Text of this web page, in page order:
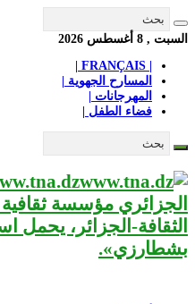
السبت , 8 أغسطس 2026
المسارح الجهوية |
المهرجانات |
فضاء الطفل |
الجزائري مؤسسة ثقافية
الثقافة-الجزائر، يحمل
بشطارزي».